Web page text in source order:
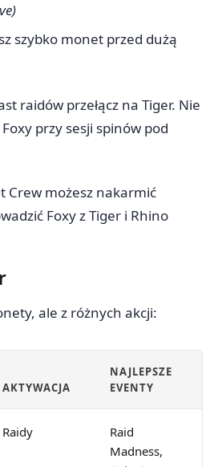
szybko monet przed dużą
raidów przełącz na Tiger. Nie
przy sesji spinów pod
Crew możesz nakarmić
Foxy z Tiger i Rhino
ale z różnych akcji:
AKTYWACJA
NAJLEPSZE
EVENTY
Raidy
Raid
Madness,